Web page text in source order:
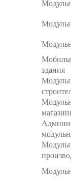
здания